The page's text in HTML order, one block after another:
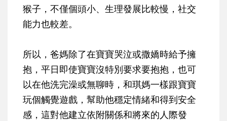
猴子，不僅個頭小、生理發展比較慢，社交
能力也較差。
所以，爸媽除了在寶寶哭泣或撒嬌時給予擁
抱，平日即使寶寶沒特別要求要抱抱，也可
以在他洗完澡或無聊時，和琪媽一樣跟寶寶
玩個觸覺遊戲，幫助他穩定情緒和得到安全
感，這對他建立依附關係和將來的人際發